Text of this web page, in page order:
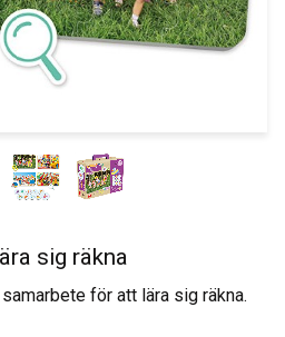
sig räkna
för att lära sig räkna.